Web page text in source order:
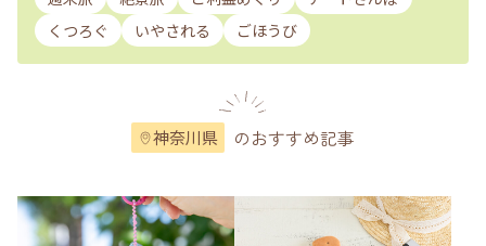
くつろぐ
いやされる ごほうび
神奈川県 のおすすめ記事